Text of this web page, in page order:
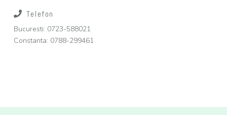
Telefon
Bucuresti: 0723-588021
Constanta: 0788-299461